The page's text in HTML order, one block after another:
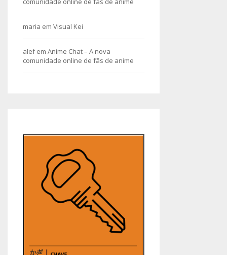
maria em Visual Kei
alefem Anime Chat – A nova
comunidade online de fãs de anime